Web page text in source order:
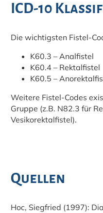
ICD-10
Die wichtigsten Fistel-
K60.3 – Analfistel
K60.4 – Rektalfistel
K60.5 –
Weitere Fistel-Codes
Gruppe (z.B. N82.3 für
Vesikorektalfistel).
Quellen
Hoc, Siegfried (1997):